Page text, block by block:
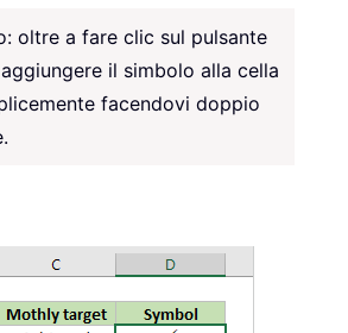
oltre a fare clic sul pulsante
il simbolo alla cella
facendovi doppio